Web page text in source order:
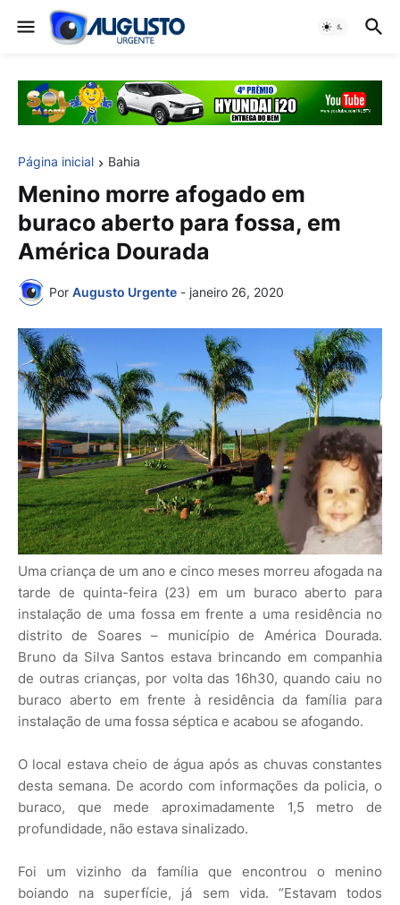
Página inicial Bahia
Menino morre afogado em
buraco aberto para fossa, em
América Dourada
Por Augusto Urgente - janeiro 26, 2020
Uma criança de um ano e cinco meses morreu afogada na
tarde de quinta-feira (23) em um buraco aberto para
instalação de uma fossa em frente a uma residência no
distrito de Soares – município de América Dourada.
Bruno da Silva Santos estava brincando em companhia
de outras crianças, por volta das 16h30, quando caiu no
buraco aberto em frente à residência da família para
instalação de uma fossa séptica e acabou se afogando.
O local estava cheio de água após as chuvas constantes
desta semana. De acordo com informações da policia, o
buraco, que mede aproximadamente 1,5 metro de
profundidade, não estava sinalizado.
Foi um vizinho da família que encontrou o menino
boiando na superfície, já sem vida. “Estavam todos